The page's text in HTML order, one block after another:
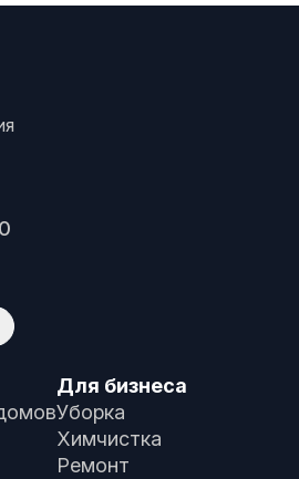
Для бизнеса
Уборка
Химчистка
Ремонт